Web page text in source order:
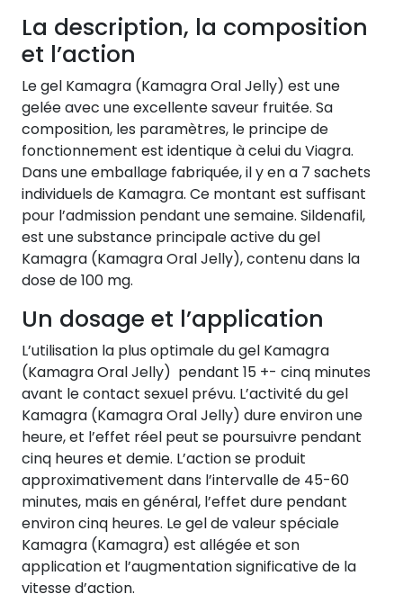
La description, la composition
et l’action
Le gel Kamagra (Kamagra Oral Jelly) est une
gelée avec une excellente saveur fruitée. Sa
composition, les paramètres, le principe de
fonctionnement est identique à celui du Viagra.
Dans une emballage fabriquée, il y en a 7 sachets
individuels de Kamagra. Ce montant est suffisant
pour l’admission pendant une semaine. Sildenafil,
est une substance principale active du gel
Kamagra (Kamagra Oral Jelly), contenu dans la
dose de 100 mg.
Un dosage et l’application
L’utilisation la plus optimale du gel Kamagra
(Kamagra Oral Jelly) pendant 15 +- cinq minutes
avant le contact sexuel prévu. L’activité du gel
Kamagra (Kamagra Oral Jelly) dure environ une
heure, et l’effet réel peut se poursuivre pendant
cinq heures et demie. L’action se produit
approximativement dans l’intervalle de 45-60
minutes, mais en général, l’effet dure pendant
environ cinq heures. Le gel de valeur spéciale
Kamagra (Kamagra) est allégée et son
application et l’augmentation significative de la
vitesse d’action.